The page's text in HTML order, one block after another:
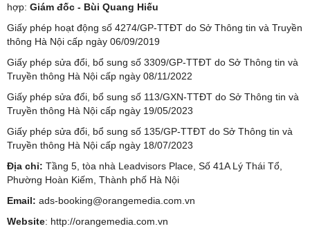
hợp: Giám đốc - Bùi Quang Hiếu
Giấy phép hoạt động số 4274/GP-TTĐT do Sở Thông tin và Truyền
thông Hà Nội cấp ngày 06/09/2019
Giấy phép sửa đổi, bổ sung số 3309/GP-TTĐT do Sở Thông tin và
Truyền thông Hà Nội cấp ngày 08/11/2022
Giấy phép sửa đổi, bổ sung số 113/GXN-TTĐT do Sở Thông tin và
Truyền thông Hà Nội cấp ngày 19/05/2023
Giấy phép sửa đổi, bổ sung số 135/GP-TTĐT do Sở Thông tin và
Truyền thông Hà Nội cấp ngày 18/07/2023
Địa chỉ: Tầng 5, tòa nhà Leadvisors Place, Số 41A Lý Thái Tổ,
Phường Hoàn Kiếm, Thành phố Hà Nội
Email: ads-booking@orangemedia.com.vn
Website: http://orangemedia.com.vn